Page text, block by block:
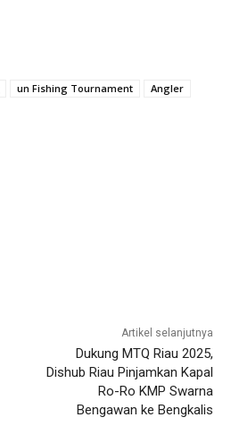
un Fishing Tournament
Angler
Artikel selanjutnya
Dukung MTQ Riau 2025,
Dishub Riau Pinjamkan Kapal
Ro-Ro KMP Swarna
Bengawan ke Bengkalis